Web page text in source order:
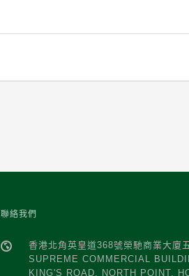
聯絡我們
香港北角英皇道368號榮馳商業大廈
SUPREME COMMERCIAL
KING'S ROAD, NORTH POINT,